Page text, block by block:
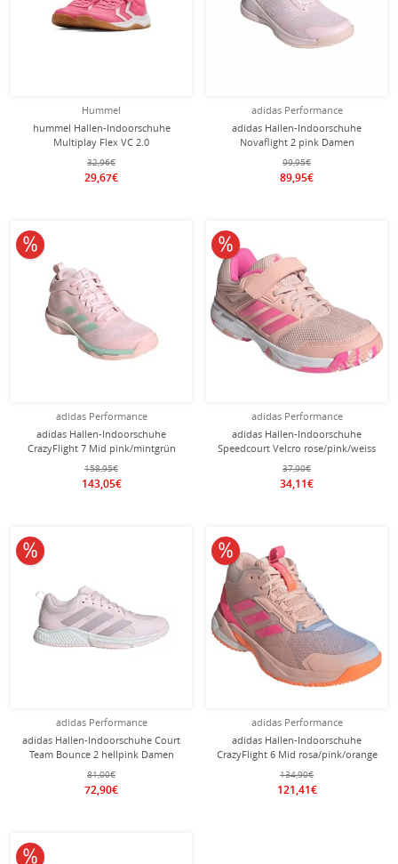
Hummel
hummel Hallen-Indoorschuhe
Multiplay Flex VC 2.0
(Klettverschluss) pink/weiss
Mädchen
32,96€
29,67€
adidas Performance
adidas Hallen-Indoorschuhe
Novaflight 2 pink Damen
99,95€
89,95€
adidas Performance
adidas Hallen-Indoorschuhe
CrazyFlight 7 Mid pink/mintgrün
Damen
158,95€
143,05€
10% reduziert
adidas Performance
adidas Hallen-Indoorschuhe
Speedcourt Velcro rose/pink/weiss
Mädchen
37,90€
34,11€
10% reduziert
adidas Performance
adidas Hallen-Indoorschuhe Court
Team Bounce 2 hellpink Damen
81,00€
72,90€
10% reduziert
adidas Performance
adidas Hallen-Indoorschuhe
CrazyFlight 6 Mid rosa/pink/orange
Damen
134,90€
121,41€
10% reduziert
10% reduziert